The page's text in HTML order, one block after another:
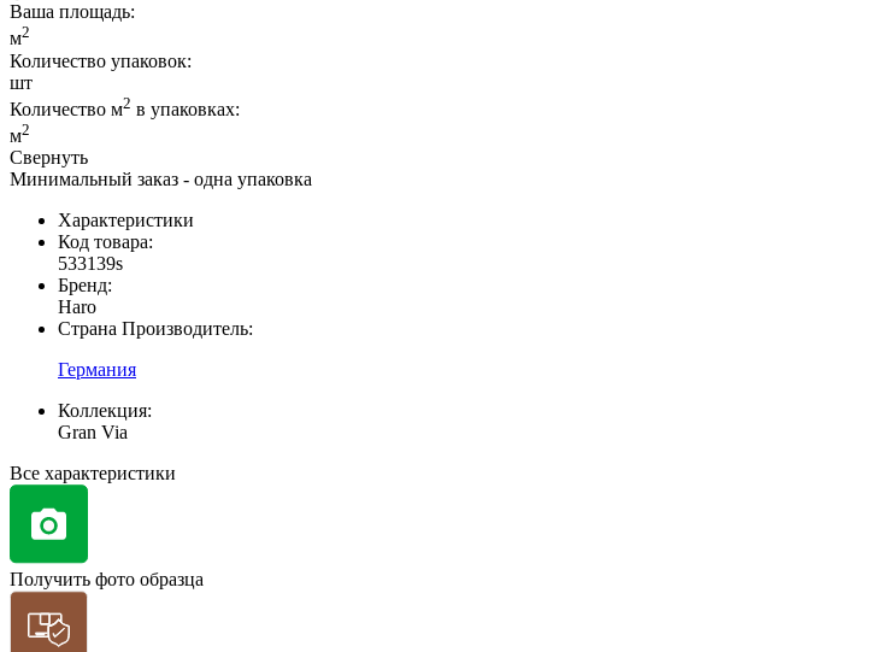
Ваша площадь:
м2
Количество упаковок:
шт
Количество м2 в упаковках:
м2
Свернуть
Минимальный заказ - одна упаковка
Характеристики
Код товара:
533139s
Бренд:
Haro
Страна Производитель:
Германия
Коллекция:
Gran Via
Все характеристики
Получить фото образца